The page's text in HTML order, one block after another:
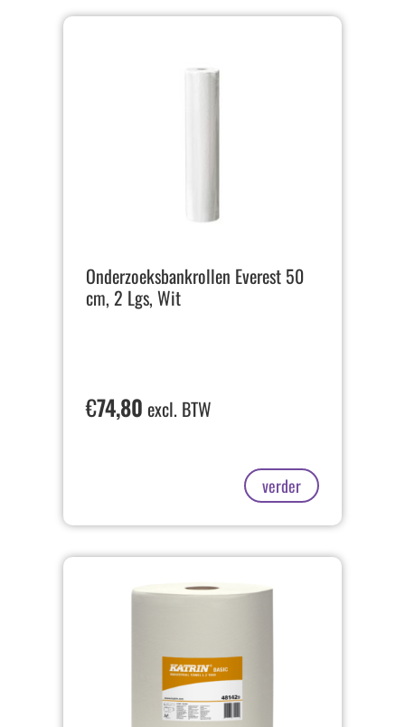
Onderzoeksbankrollen Everest 50
cm, 2 Lgs, Wit
€74,80 excl. BTW
verder